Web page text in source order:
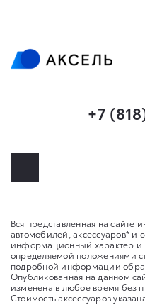
+7
Вся представленная на
автомобилей, аксессуаров* и
информационный характер и
определяемой положениями
подробной информации
Опубликованная на данном
изменена в любое время без
Стоимость аксессуаров